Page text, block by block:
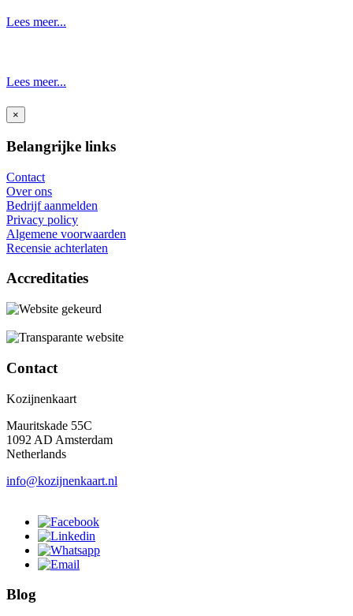
Lees meer...
Lees meer...
×
Belangrijke links
Contact
Over ons
Bedrijf aanmelden
Privacy policy
Algemene voorwaarden
Recensie achterlaten
Accreditaties
Contact
Kozijnenkaart
Mauritskade 55C
1092 AD Amsterdam
Netherlands
info@kozijnenkaart.nl
Blog